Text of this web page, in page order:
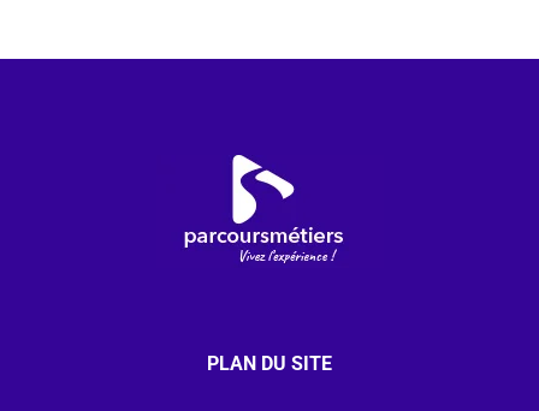
PLAN DU SITE